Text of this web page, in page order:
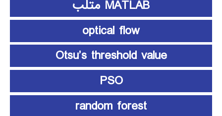
MATLAB متلب
optical flow
Otsu’s threshold value
PSO
random forest